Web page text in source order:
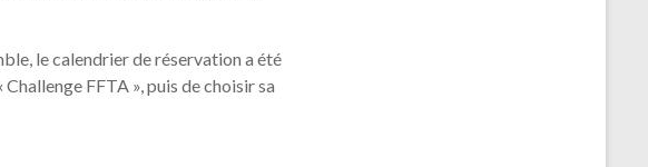
le calendrier de réservation a été
FFTA », puis de choisir sa